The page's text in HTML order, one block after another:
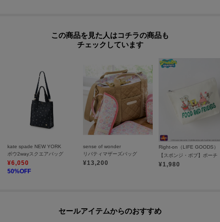
この商品を見た人はコチラの商品も
チェックしています
kate spade NEW YORK
ボウ2wayスクエアバッグ
¥6,050
50%OFF
sense of wonder
リバティマザーズバッグ
¥13,200
Right-on（LIFE GOODS）
【スポンジ・ボブ】ポーチ
¥1,980
セールアイテムからのおすすめ